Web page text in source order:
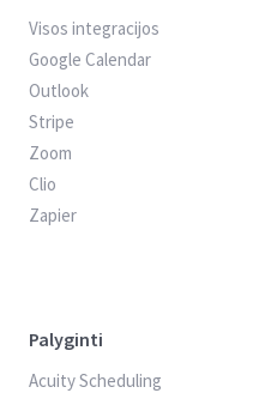
Visos integracijos
Google Calendar
Outlook
Stripe
Zoom
Clio
Zapier
Palyginti
Acuity Scheduling